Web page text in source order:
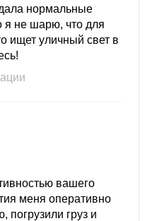
нормальные
я не шарю, что для
ищет уличный свет в
вашего
меня оперативно
погрузили груз и